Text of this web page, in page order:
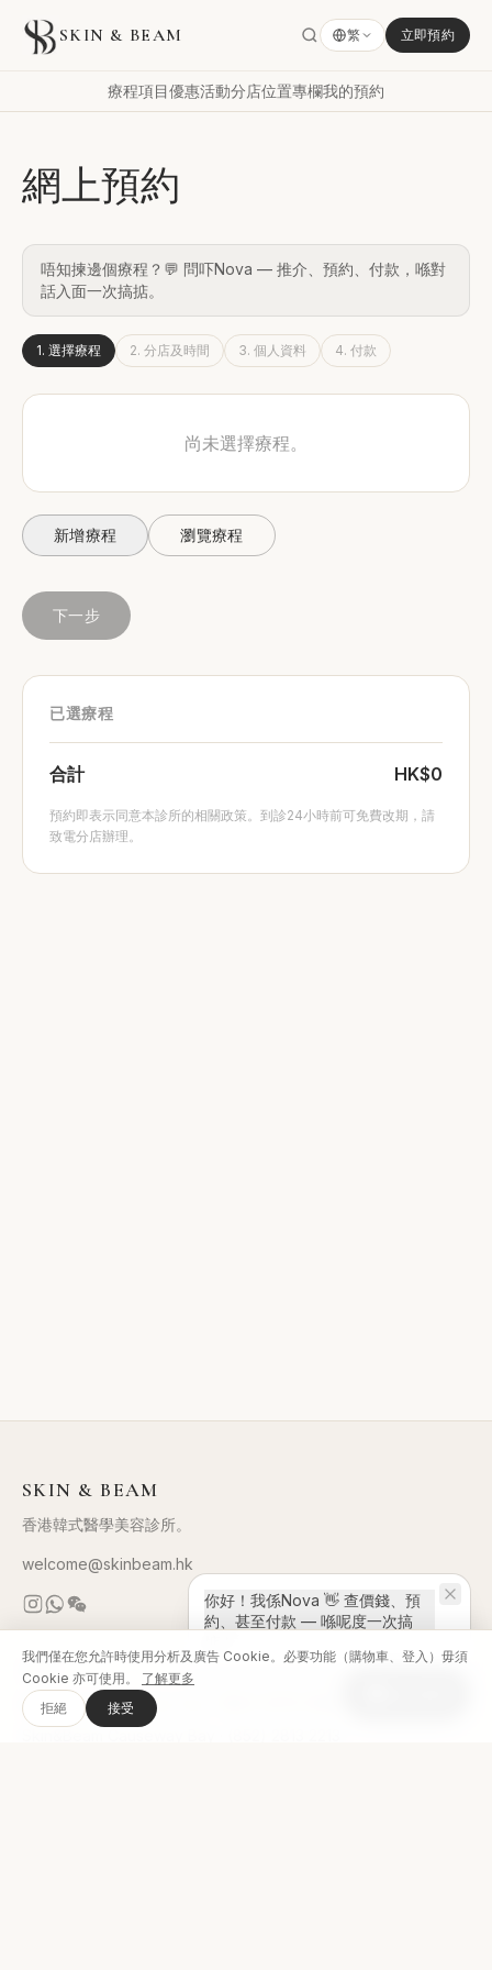
SKIN & BEAM 繁 立即預約
療程項目優惠活動分店位置專欄我的預約
網上預約
唔知揀邊個療程？💬 問吓Nova — 推介、預約、付款，喺對
話入面一次搞掂。
1. 選擇療程 2. 分店及時間 3. 個人資料 4. 付款
尚未選擇療程。
新增療程 瀏覽療程
下一步
已選療程
合計 HK$0
預約即表示同意本診所的相關政策。到診24小時前可免費改期，請
致電分店辦理。
SKIN & BEAM
香港韓式醫學美容診所。
welcome@skinbeam.hk
分店
Skin&Beam Tsim Sha Tsui
你好！我係Nova 👋 查價錢、預
約、甚至付款 — 喺呢度一次搞
我們僅在您允許時使用分析及廣告 Cookie。必要功能（購物車、登入）毋須
Cookie 亦可使用。
了解更多
拒絕
接受